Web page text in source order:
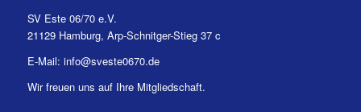
SV Este 06/70 e.V.
21129 Hamburg, Arp-Schnitger-Stieg 37 c
E-Mail: info@sveste0670.de
Wir freuen uns auf Ihre Mitgliedschaft.